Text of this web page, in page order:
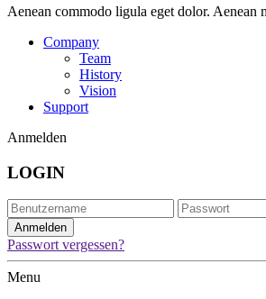
Aenean commodo ligula eget dolor. Aenean
Company
Team
History
Vision
Support
Anmelden
LOGIN
Passwort vergessen?
Menu